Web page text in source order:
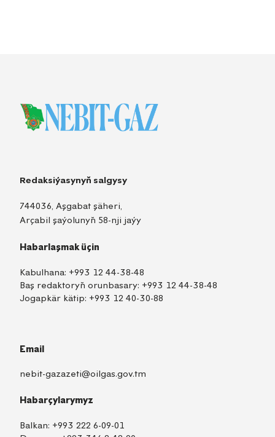
Redaksiýasynyň salgysy
744036, Aşgabat şäheri,
Arçabil şaýolunyň 58-nji jaýy
Habarlaşmak üçin
Kabulhana: +993 12 44-38-48
Baş redaktoryň orunbasary: +993 12 44-38-48
Jogapkär kätip: +993 12 40-30-88
Email
nebit-gazazeti@oilgas.gov.tm
Habarçylarymyz
Balkan: +993 222 6-09-01